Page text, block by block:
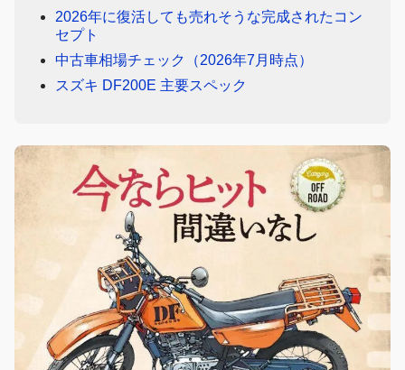
2026年に復活しても売れそうな完成されたコン
セプト
中古車相場チェック（2026年7月時点）
スズキ DF200E 主要スペック